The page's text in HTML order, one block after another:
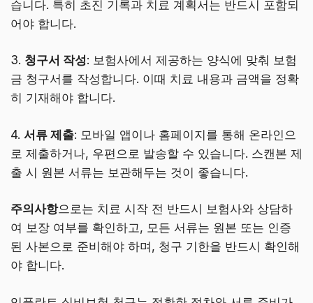
습니다. 특히 초진 기록과 치료 계획서는 반드시 포함되
어야 합니다.
3. 청구서 작성: 보험사에서 제공하는 양식에 맞춰 보험
금 청구서를 작성합니다. 이때 치료 내용과 금액을 정확
히 기재해야 합니다.
4. 서류 제출: 모바일 앱이나 홈페이지를 통해 온라인으
로 제출하거나, 우편으로 발송할 수 있습니다. 스캔본 제
출 시 원본 서류는 보관해두는 것이 좋습니다.
주의사항으로는 치료 시작 전 반드시 보험사와 상담하
여 보장 여부를 확인하고, 모든 서류는 원본 또는 인증
된 사본으로 준비해야 하며, 청구 기한을 반드시 확인해
야 합니다.